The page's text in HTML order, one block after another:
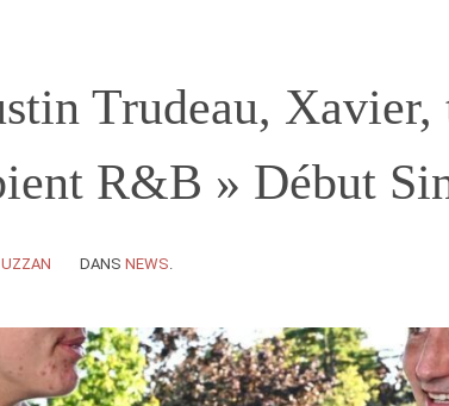
Trudeau, Xavier,
R&B » Début
DANS NEWS